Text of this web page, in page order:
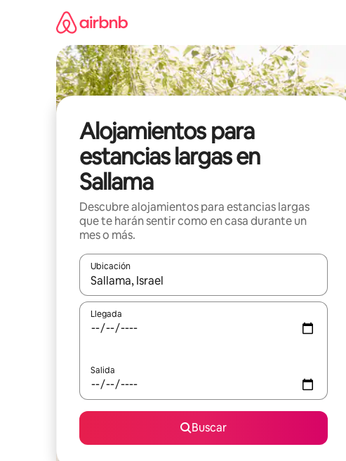
Alojamientos para
estancias largas en
Sallama
Descubre alojamientos para estancias largas
que te harán sentir como en casa durante un
mes o más.
Ubicación
Cuando los resultados estén disponibles, podrás
Llegada
Salida
Buscar